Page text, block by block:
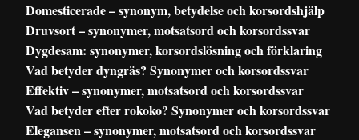
Domesticerade – synonym, betydelse och korsordshjälp
Druvsort – synonymer, motsatsord och korsordssvar
Dygdesam: synonymer, korsordslösning och förklaring
Vad betyder dyngräs? Synonymer och korsordssvar
Effektiv – synonymer, motsatsord och korsordssvar
Vad betyder efter rokoko? Synonymer och korsordssvar
Elegansen – synonymer, motsatsord och korsordssvar